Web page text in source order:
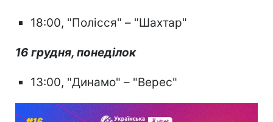
18:00, "Полісся" – "Шахтар"
16 грудня, понеділок
13:00, "Динамо" – "Верес"